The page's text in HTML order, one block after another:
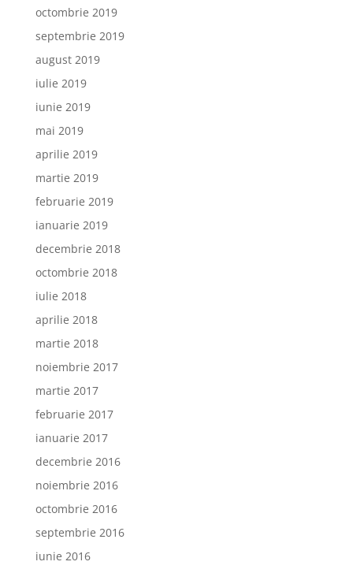
octombrie 2019
septembrie 2019
august 2019
iulie 2019
iunie 2019
mai 2019
aprilie 2019
martie 2019
februarie 2019
ianuarie 2019
decembrie 2018
octombrie 2018
iulie 2018
aprilie 2018
martie 2018
noiembrie 2017
martie 2017
februarie 2017
ianuarie 2017
decembrie 2016
noiembrie 2016
octombrie 2016
septembrie 2016
iunie 2016